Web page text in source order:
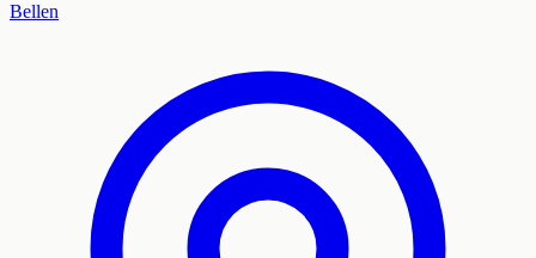
Bellen